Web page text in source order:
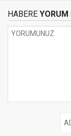
HABERE YORUM